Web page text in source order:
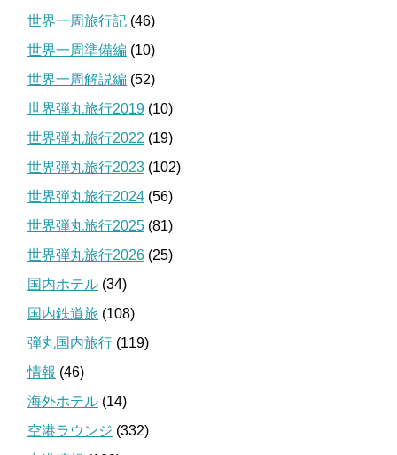
世界一周旅行記 (46)
世界一周準備編 (10)
世界一周解説編 (52)
世界弾丸旅行2019 (10)
世界弾丸旅行2022 (19)
世界弾丸旅行2023 (102)
世界弾丸旅行2024 (56)
世界弾丸旅行2025 (81)
世界弾丸旅行2026 (25)
国内ホテル (34)
国内鉄道旅 (108)
弾丸国内旅行 (119)
情報 (46)
海外ホテル (14)
空港ラウンジ (332)